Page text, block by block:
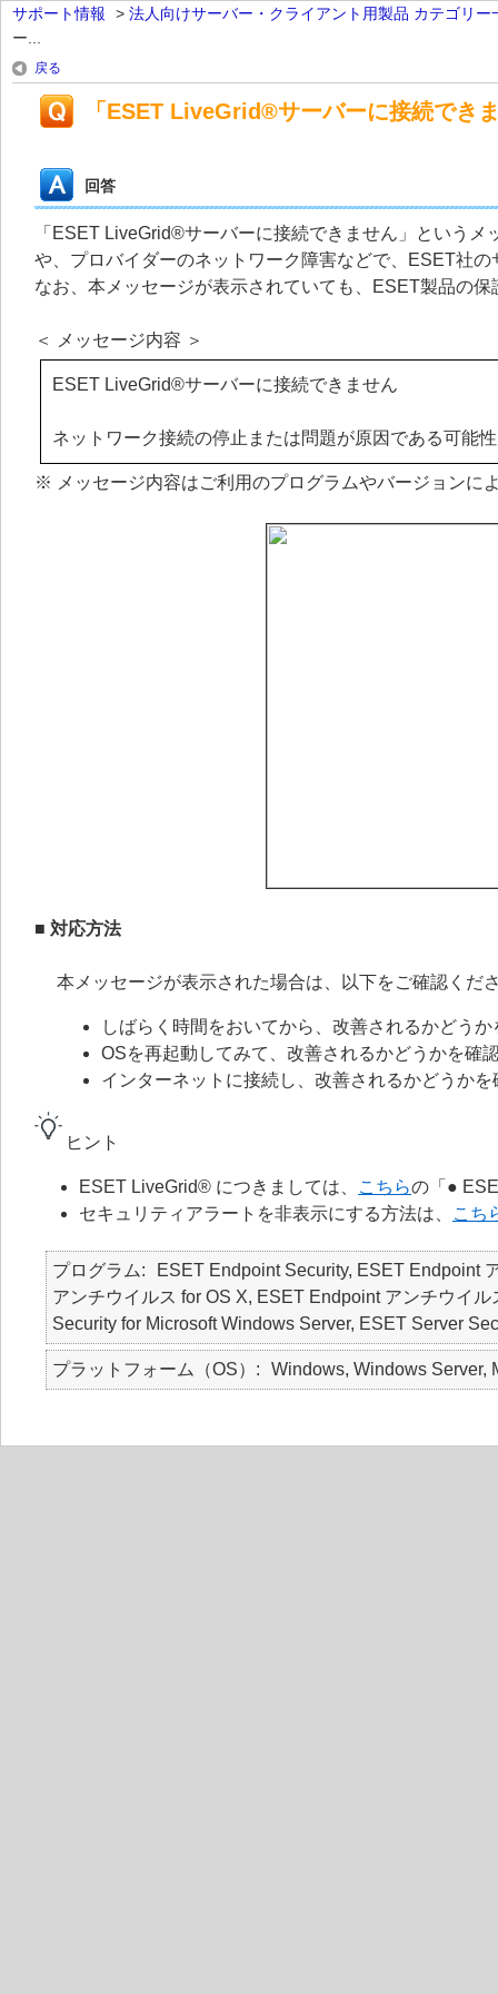
サポート情報 > 法人向けサーバー・クライアント用製品 カテゴリー
ー...
戻る
「ESET LiveGrid®サーバーに接続でき
回答
「ESET LiveGrid®サーバーに接続できません」という
や、プロバイダーのネットワーク障害などで、ESET社
なお、本メッセージが表示されていても、ESET製品の
＜ メッセージ内容 ＞
ESET LiveGrid®サーバーに接続できません
ネットワーク接続の停止または問題が原因である可能
※ メッセージ内容はご利用のプログラムやバージョンに
■ 対応方法
本メッセージが表示された場合は、以下をご確認くだ
しばらく時間をおいてから、改善されるかどう
OSを再起動してみて、改善されるかどうかを確
インターネットに接続し、改善されるかどうかを
ヒント
ESET LiveGrid® につきましては、 こちらの「●
セキュリティアラートを非表示にする方法は、
こち
プログラム
ESET Endpoint Security, ESET Endpoint
アンチウイルス for OS X, ESET Endpoint アンチウイ
Security for Microsoft Windows Server, ESET Server
プラットフォーム（OS） Windows, Windows Server,